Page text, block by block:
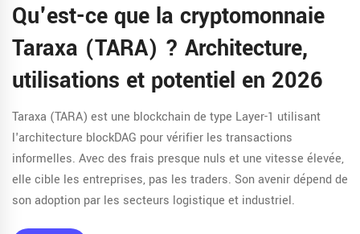
Qu'est-ce que la cryptomonnaie
Taraxa (TARA) ? Architecture,
utilisations et potentiel en 2026
Taraxa (TARA) est une blockchain de type Layer-1 utilisant
l'architecture blockDAG pour vérifier les transactions
informelles. Avec des frais presque nuls et une vitesse élevée,
elle cible les entreprises, pas les traders. Son avenir dépend de
son adoption par les secteurs logistique et industriel.